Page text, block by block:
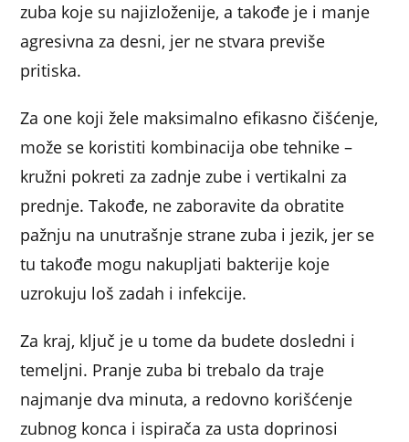
zuba koje su najizloženije, a takođe je i manje
agresivna za desni, jer ne stvara previše
pritiska.
Za one koji žele maksimalno efikasno čišćenje,
može se koristiti kombinacija obe tehnike –
kružni pokreti za zadnje zube i vertikalni za
prednje. Takođe, ne zaboravite da obratite
pažnju na unutrašnje strane zuba i jezik, jer se
tu takođe mogu nakupljati bakterije koje
uzrokuju loš zadah i infekcije.
Za kraj, ključ je u tome da budete dosledni i
temeljni. Pranje zuba bi trebalo da traje
najmanje dva minuta, a redovno korišćenje
zubnog konca i ispirača za usta doprinosi